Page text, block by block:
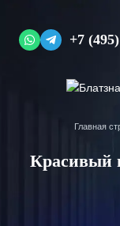
содержимому+7
Главная
Красивый